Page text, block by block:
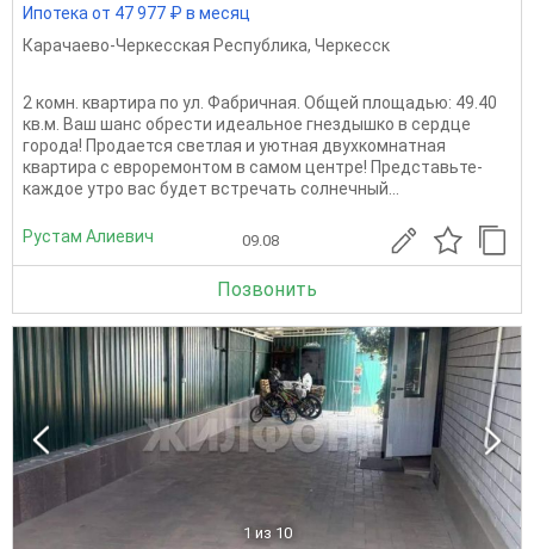
Ипотека от 47 977 ₽ в месяц
Карачаево-Черкесская Республика, Черкесск
2 комн. квартира по ул. Фабричная. Общей площадью: 49.40
кв.м. Ваш шанс обрести идеальное гнездышко в сердце
города! Продается светлая и уютная двухкомнатная
квартира с евроремонтом в самом центре! Представьте-
каждое утро вас будет встречать солнечный...
Рустам Алиевич 09.08
Позвонить
1 из 10